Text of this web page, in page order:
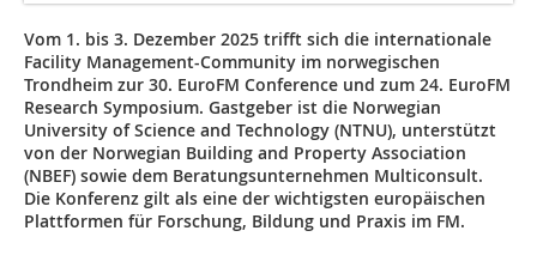
Vom 1. bis 3. Dezember 2025 trifft sich die internationale
Facility Management-Community im norwegischen
Trondheim zur 30. EuroFM Conference und zum 24. EuroFM
Research Symposium. Gastgeber ist die Norwegian
University of Science and Technology (NTNU), unterstützt
von der Norwegian Building and Property Association
(NBEF) sowie dem Beratungsunternehmen Multiconsult.
Die Konferenz gilt als eine der wichtigsten europäischen
Plattformen für Forschung, Bildung und Praxis im FM.